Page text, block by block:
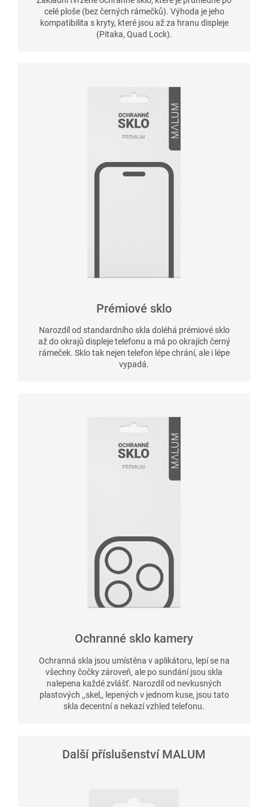
celé ploše (bez černých rámečků). Výhoda je jeho
kompatibilita s kryty, které jsou až za hranu displeje
(Pitaka, Quad Lock).
Prémiové sklo
Narozdíl od standardního skla doléhá prémiové sklo
až do okrajů displeje telefonu a má po okrajích černý
rámeček. Sklo tak nejen telefon lépe chrání, ale i lépe
vypadá.
Ochranné sklo kamery
Ochranná skla jsou umístěna v aplikátoru, lepí se na
všechny čočky zároveň, ale po sundání jsou skla
nalepena každé zvlášť. Narozdíl od nevkusných
plastových ,,skel,, lepených v jednom kuse, jsou tato
skla decentní a nekazí vzhled telefonu.
Další příslušenství MALUM